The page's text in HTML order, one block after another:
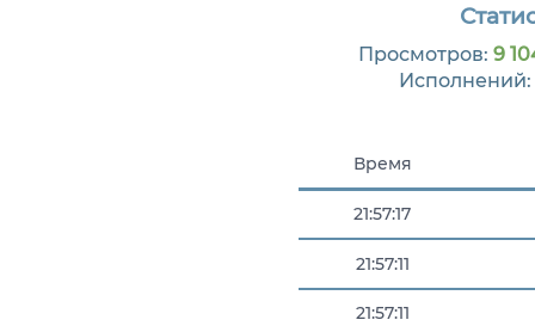
Просмотров: 9
Исполнений:
Время
21:57:17
21:57:11
21:57:11